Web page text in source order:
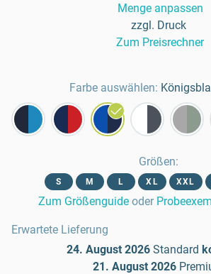
Menge anpassen
zzgl. Druck
Zum Preisrechner
Farbe auswählen:
Größen:
S M L XL XXL
Zum Größenguide oder
Erwartete Lieferung
24. August 2026 Standard
21. August 2026